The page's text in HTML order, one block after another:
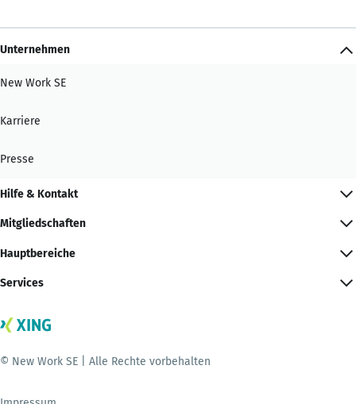
Unternehmen
New Work SE
Karriere
Presse
Hilfe & Kontakt
Mitgliedschaften
Hauptbereiche
Services
© New Work SE | Alle Rechte vorbehalten